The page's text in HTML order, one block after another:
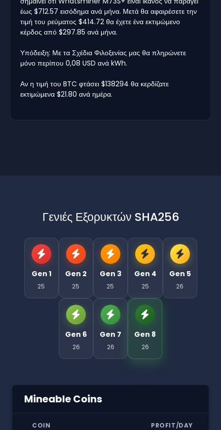
έως $712.57 εισόδημα ανά μήνα. Μετά θα αφαιρέσετε την
τιμή του ρεύματος $414.72 θα έχετε ένα εκτιμώμενο
κέρδος από $297.85 ανά μήνα.
Υπόδειξη: Με τα Σχέδια Φιλοξενίας μας θα πληρώνετε
μόνο περίπου 0,08 USD ανά kWh.
Αν η τιμή του BTC φτάσει $138294 θα κερδίζατε
εκτιμώμενα $21.80 ανά ημέρα.
Γενιές Εξορυκτών SHA256
Gen 1
25
Gen 2
25
Gen 3
25
Gen 4
25
Gen 5
26
Gen 6
26
Gen 7
26
Gen 8
26
Mineable Coins
COIN PROFIT/DAY